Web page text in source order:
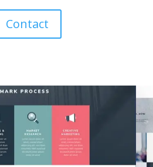
Contact